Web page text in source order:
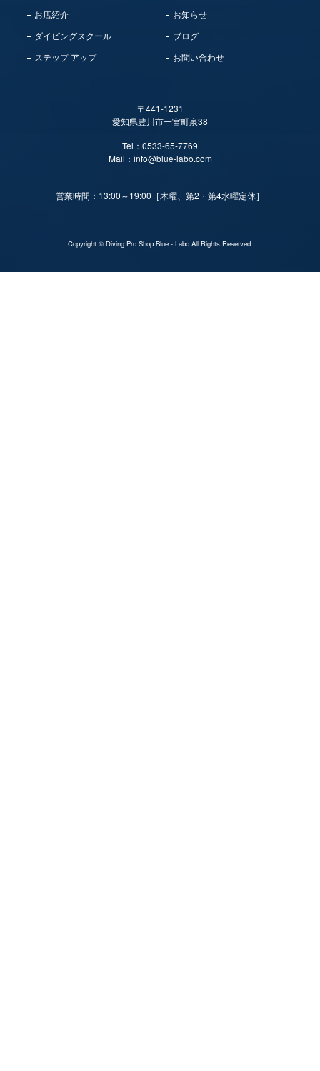
お店紹介
ダイビングスクール
ステップ アップ
お知らせ
ブログ
お問い合わせ
〒441-1231
愛知県豊川市一宮町泉38
Tel： 0533-65-7769
Mail： info@blue-labo.com
営業時間：13:00～19:00［木曜、第2・第4水曜定休］
Copyright © Diving Pro Shop Blue - Labo All Rights Reserved.